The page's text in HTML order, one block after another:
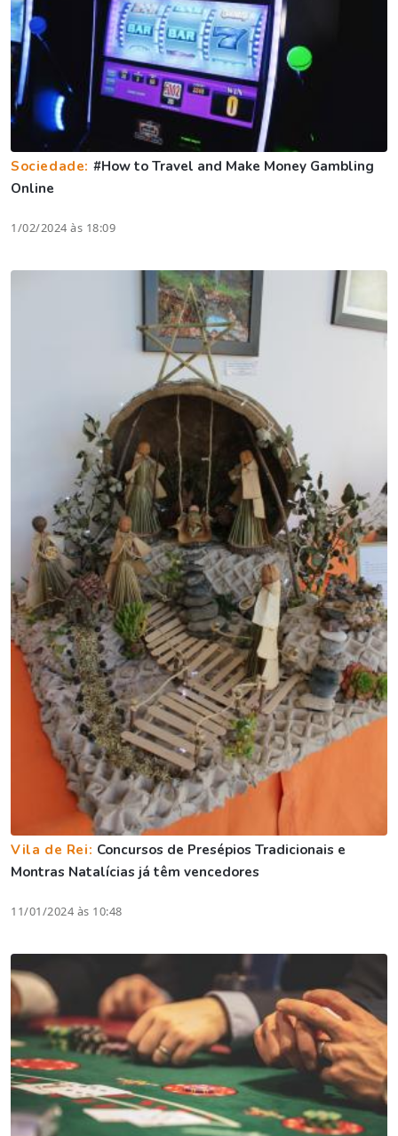
Sociedade: #How to Travel and Make Money Gambling
Online
1/02/2024 às 18:09
Vila de Rei: Concursos de Presépios Tradicionais e
Montras Natalícias já têm vencedores
11/01/2024 às 10:48